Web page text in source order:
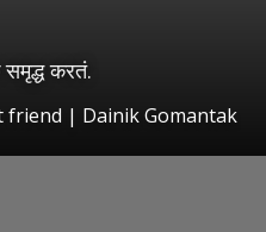
करतं.
friend | Dainik Gomantak